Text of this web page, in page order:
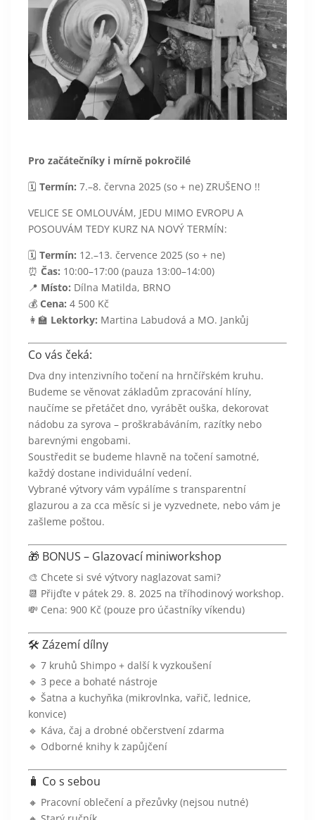
Pro začátečníky i mírně pokročilé
🗓️ Termín: 7.–8. června 2025 (so + ne) ZRUŠENO !!
VELICE SE OMLOUVÁM, JEDU MIMO EVROPU A
POSOUVÁM TEDY KURZ NA NOVÝ TERMÍN:
🗓️ Termín: 12.–13. července 2025 (so + ne)
⏰ Čas: 10:00–17:00 (pauza 13:00–14:00)
📍 Místo: Dílna Matilda, BRNO
💰 Cena: 4 500 Kč
👩‍🏫 Lektorky: Martina Labudová a MO. Jankůj
Co vás čeká:
Dva dny intenzivního točení na hrnčířském kruhu.
Budeme se věnovat základům zpracování hlíny,
naučíme se přetáčet dno, vyrábět ouška, dekorovat
nádobu za syrova – proškrabáváním, razítky nebo
barevnými engobami.
Soustředit se budeme hlavně na točení samotné,
každý dostane individuální vedení.
Vybrané výtvory vám vypálíme s transparentní
glazurou a za cca měsíc si je vyzvednete, nebo vám je
zašleme poštou.
🎁 BONUS – Glazovací miniworkshop
🎨 Chcete si své výtvory naglazovat sami?
📆 Přijďte v pátek 29. 8. 2025 na tříhodinový workshop.
💸 Cena: 900 Kč (pouze pro účastníky víkendu)
🛠️ Zázemí dílny
🔹 7 kruhů Shimpo + další k vyzkoušení
🔹 3 pece a bohaté nástroje
🔹 Šatna a kuchyňka (mikrovlnka, vařič, lednice,
konvice)
🔹 Káva, čaj a drobné občerstvení zdarma
🔹 Odborné knihy k zapůjčení
🧳 Co s sebou
🔸 Pracovní oblečení a přezůvky (nejsou nutné)